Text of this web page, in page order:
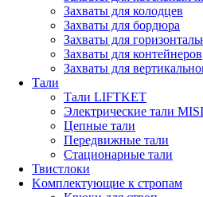
Захваты для колодцев
Захваты для бордюра
Захваты для
Захваты для контейнеров
Захваты для
Тали
Тали LIFTKET
Электрические тали
Цепные тали
Передвижные тали
Стационарные тали
Твистлоки
Kомплектующие к стропам